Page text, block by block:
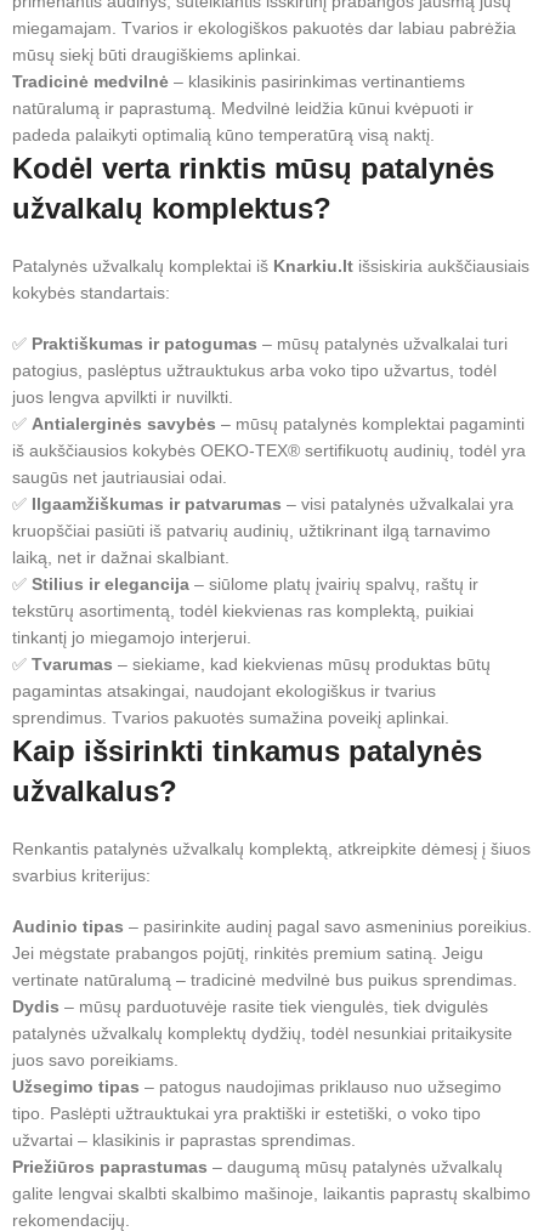
miegamajam. Tvarios ir ekologiškos pakuotės dar labiau pabrėžia
mūsų siekį būti draugiškiems aplinkai.
Tradicinė medvilnė – klasikinis pasirinkimas vertinantiems
natūralumą ir paprastumą. Medvilnė leidžia kūnui kvėpuoti ir
padeda palaikyti optimalią kūno temperatūrą visą naktį.
Kodėl verta rinktis mūsų patalynės
užvalkalų komplektus?
Patalynės užvalkalų komplektai iš Knarkiu.lt išsiskiria aukščiausiais
kokybės standartais:
✅ Praktiškumas ir patogumas – mūsų patalynės užvalkalai turi
patogius, paslėptus užtrauktukus arba voko tipo užvartus, todėl
juos lengva apvilkti ir nuvilkti.
✅ Antialerginės savybės – mūsų patalynės komplektai pagaminti
iš aukščiausios kokybės OEKO-TEX® sertifikuotų audinių, todėl yra
saugūs net jautriausiai odai.
✅ Ilgaamžiškumas ir patvarumas – visi patalynės užvalkalai yra
kruopščiai pasiūti iš patvarių audinių, užtikrinant ilgą tarnavimo
laiką, net ir dažnai skalbiant.
✅ Stilius ir elegancija – siūlome platų įvairių spalvų, raštų ir
tekstūrų asortimentą, todėl kiekvienas ras komplektą, puikiai
tinkantį jo miegamojo interjerui.
✅ Tvarumas – siekiame, kad kiekvienas mūsų produktas būtų
pagamintas atsakingai, naudojant ekologiškus ir tvarius
sprendimus. Tvarios pakuotės sumažina poveikį aplinkai.
Kaip išsirinkti tinkamus patalynės
užvalkalus?
Renkantis patalynės užvalkalų komplektą, atkreipkite dėmesį į šiuos
svarbius kriterijus:
Audinio tipas – pasirinkite audinį pagal savo asmeninius poreikius.
Jei mėgstate prabangos pojūtį, rinkitės premium satiną. Jeigu
vertinate natūralumą – tradicinė medvilnė bus puikus sprendimas.
Dydis – mūsų parduotuvėje rasite tiek viengulės, tiek dvigulės
patalynės užvalkalų komplektų dydžių, todėl nesunkiai pritaikysite
juos savo poreikiams.
Užsegimo tipas – patogus naudojimas priklauso nuo užsegimo
tipo. Paslėpti užtrauktukai yra praktiški ir estetiški, o voko tipo
užvartai – klasikinis ir paprastas sprendimas.
Priežiūros paprastumas – daugumą mūsų patalynės užvalkalų
galite lengvai skalbti skalbimo mašinoje, laikantis paprastų skalbimo
rekomendacijų.